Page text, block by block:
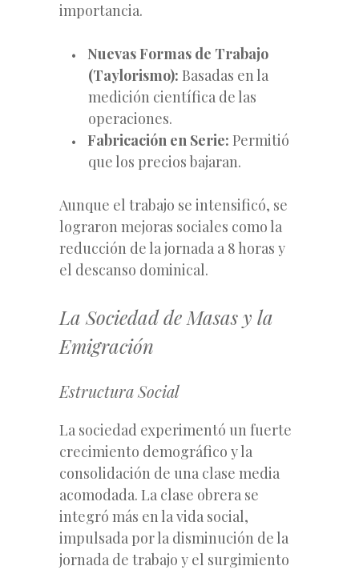
importancia.
Nuevas Formas de Trabajo
(Taylorismo): Basadas en la
medición científica de las
operaciones.
Fabricación en Serie: Permitió
que los precios bajaran.
Aunque el trabajo se intensificó, se
lograron mejoras sociales como la
reducción de la jornada a 8 horas y
el descanso dominical.
La Sociedad de Masas y la
Emigración
Estructura Social
La sociedad experimentó un fuerte
crecimiento demográfico y la
consolidación de una clase media
acomodada. La clase obrera se
integró más en la vida social,
impulsada por la disminución de la
jornada de trabajo y el surgimiento